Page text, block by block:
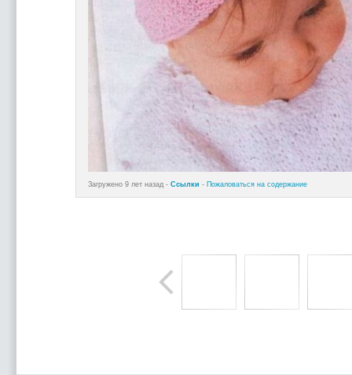
Загружено 9 лет назад - Ссылки - Пожаловаться на содержание